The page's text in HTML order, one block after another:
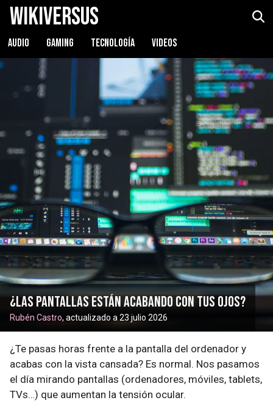
WikiVersus
AUDIO GAMING TECNOLOGÍA VIDEOS
¿Las pantallas están acabando con tus ojos?
Rubén Castro, actualizado a 23 julio 2026
¿Te pasas horas frente a la pantalla del ordenador y
acabas con la vista cansada? Es normal. Nos pasamos
el día mirando pantallas (ordenadores, móviles, tablets,
TVs…) que aumentan la tensión ocular.